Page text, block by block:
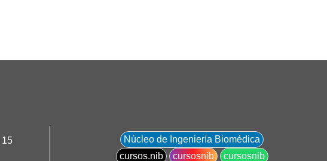
15
Núcleo de Ingeniería Biomédica
cursos.nib
cursosnib cursosnib